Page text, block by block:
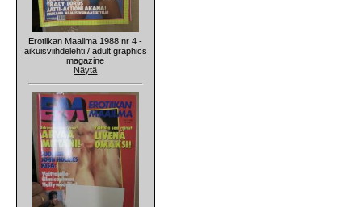
Erotiikan Maailma 1988 nr 4 -
aikuisviihdelehti / adult graphics
magazine
Näytä